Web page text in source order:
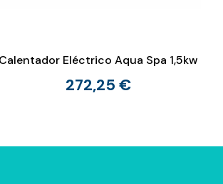
Calentador Eléctrico Aqua Spa 1,5kw
272,25 €